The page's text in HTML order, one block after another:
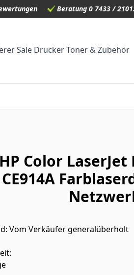
Beratung 0 7433 /
Sale Drucker Toner & Zubehör
HP Color LaserJet
CE914A
Vom Verkäufer generalüberholt